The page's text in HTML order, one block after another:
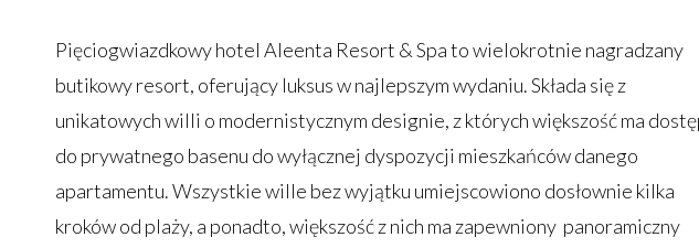
Pięciogwiazdkowy hotel Aleenta Resort & Spa to wielokrotnie nagradzany
butikowy resort, oferujący luksus w najlepszym wydaniu. Składa się z
unikatowych willi o modernistycznym designie, z których większość ma
do prywatnego basenu do wyłącznej dyspozycji mieszkańców danego
apartamentu. Wszystkie wille bez wyjątku umiejscowiono dosłownie kilka
kroków od plaży, a ponadto, większość z nich ma zapewniony panoramiczny